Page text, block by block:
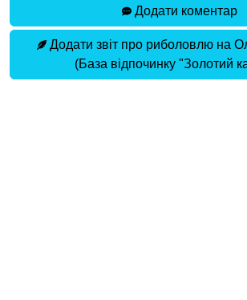
Додати коментар
Додати звіт про риболовлю на
(База відпочинку "Золотий